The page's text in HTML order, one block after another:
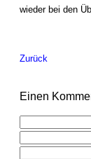
wieder bei den
Zurück
Einen